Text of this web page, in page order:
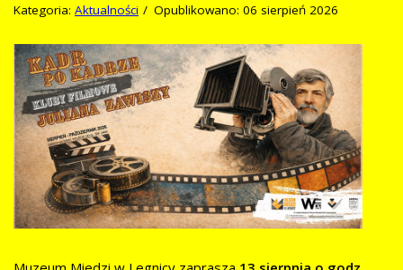
Kategoria: Aktualności Opublikowano: 06 sierpień 2026